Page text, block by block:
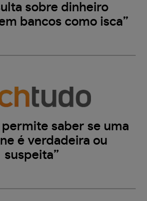
sobre dinheiro
bancos como isca”
permite saber se uma
é verdadeira ou
suspeita”